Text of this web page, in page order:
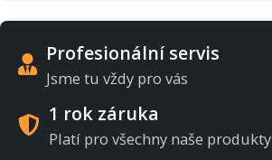
Profesionální servis
Jsme tu vždy pro vás
1 rok záruka
Platí pro všechny naše produkty